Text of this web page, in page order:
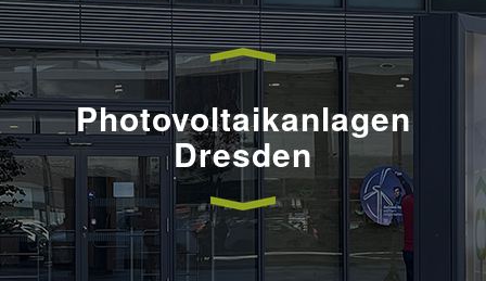
Photovoltaikanlagen
Dresden